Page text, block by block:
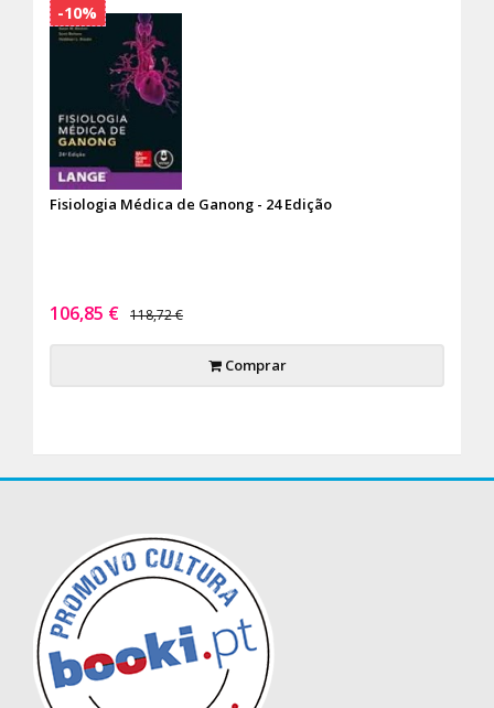
Fisiologia Médica de Ganong - 24 Edição
106,85 € 118,72 €
Comprar
-10%